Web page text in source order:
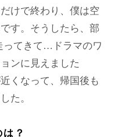
けで終わり、僕は空
す。そうしたら、部
ってきて…ドラマのワ
ンに見えました
くなって、帰国後も
た。
？